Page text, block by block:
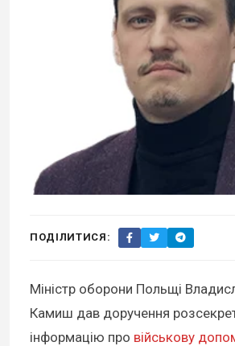
ПОДІЛИТИСЯ:
Міністр оборони Польщі
Камиш дав доручення
інформацію про військову